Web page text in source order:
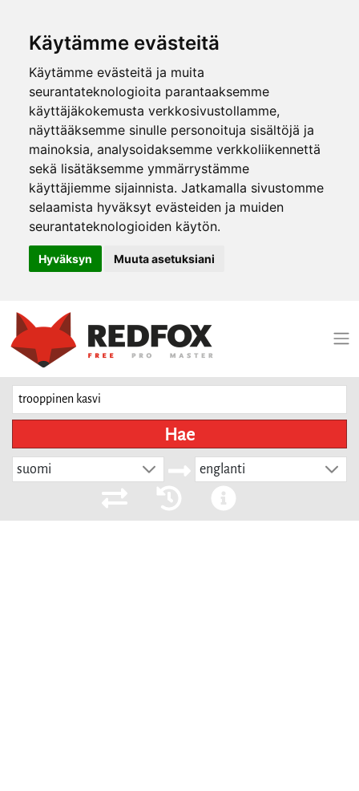
Käytämme evästeitä
Käytämme evästeitä ja muita
seurantateknologioita parantaaksemme
käyttäjäkokemusta verkkosivustollamme,
näyttääksemme sinulle personoituja sisältöjä ja
mainoksia, analysoidaksemme verkkoliikennettä
sekä lisätäksemme ymmärrystämme
käyttäjiemme sijainnista. Jatkamalla sivustomme
selaamista hyväksyt evästeiden ja muiden
seurantateknologioiden käytön.
Hyväksyn Muuta asetuksiani
Hae
suomi englanti